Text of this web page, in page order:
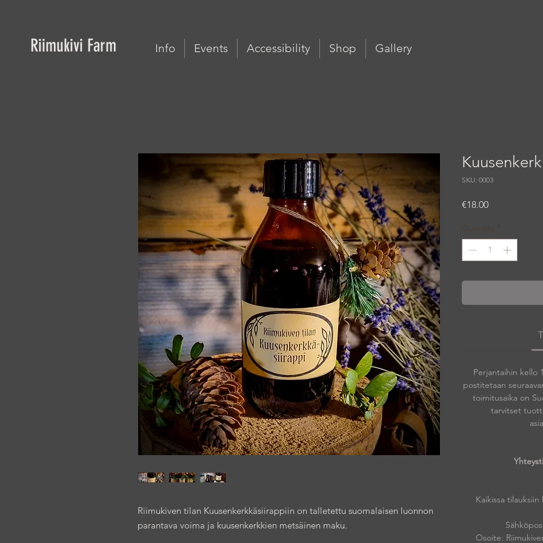
Riimukivi Farm Info Events Accessibility Shop Gallery
Riimukiven tilan Kuusenkerkkäsiirappiin on talletettu suomalaisen luonnon
parantava voima ja kuusenkerkkien metsäinen maku.
SKU: 0003
€18.00Price
Quantity
Perjantaihin kello
postitetaan
toimitusaika on
tarvitset
Kaikissa
Osoite: